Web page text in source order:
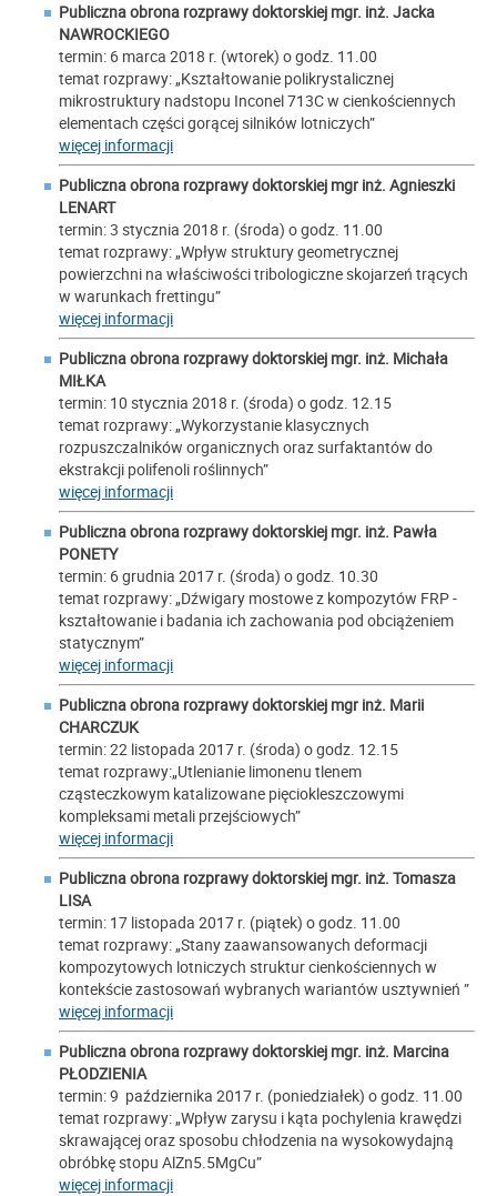
Publiczna obrona rozprawy doktorskiej mgr. inż. Jacka
NAWROCKIEGO
termin: 6 marca 2018 r. (wtorek) o godz. 11.00
temat rozprawy: „Kształtowanie polikrystalicznej
mikrostruktury nadstopu Inconel 713C w cienkościennych
elementach części gorącej silników lotniczych”
więcej informacji
Publiczna obrona rozprawy doktorskiej mgr inż. Agnieszki
LENART
termin: 3 stycznia 2018 r. (środa) o godz. 11.00
temat rozprawy: „Wpływ struktury geometrycznej
powierzchni na właściwości tribologiczne skojarzeń trących
w warunkach frettingu”
więcej informacji
Publiczna obrona rozprawy doktorskiej mgr. inż. Michała
MIŁKA
termin: 10 stycznia 2018 r. (środa) o godz. 12.15
temat rozprawy: „Wykorzystanie klasycznych
rozpuszczalników organicznych oraz surfaktantów do
ekstrakcji polifenoli roślinnych”
więcej informacji
Publiczna obrona rozprawy doktorskiej mgr. inż. Pawła
PONETY
termin: 6 grudnia 2017 r. (środa) o godz. 10.30
temat rozprawy: „Dźwigary mostowe z kompozytów FRP -
kształtowanie i badania ich zachowania pod obciążeniem
statycznym”
więcej informacji
Publiczna obrona rozprawy doktorskiej mgr inż. Marii
CHARCZUK
termin: 22 listopada 2017 r. (środa) o godz. 12.15
temat rozprawy:„Utlenianie limonenu tlenem
cząsteczkowym katalizowane pięciokleszczowymi
kompleksami metali przejściowych”
więcej informacji
Publiczna obrona rozprawy doktorskiej mgr. inż. Tomasza
LISA
termin: 17 listopada 2017 r. (piątek) o godz. 11.00
temat rozprawy: „Stany zaawansowanych deformacji
kompozytowych lotniczych struktur cienkościennych w
kontekście zastosowań wybranych wariantów usztywnień ”
więcej informacji
Publiczna obrona rozprawy doktorskiej mgr. inż. Marcina
PŁODZIENIA
termin: 9 października 2017 r. (poniedziałek) o godz. 11.00
temat rozprawy: „Wpływ zarysu i kąta pochylenia krawędzi
skrawającej oraz sposobu chłodzenia na wysokowydajną
obróbkę stopu AlZn5.5MgCu”
więcej informacji